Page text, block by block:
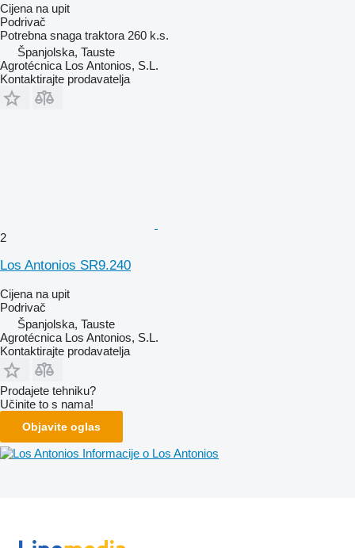
Cijena na upit
Podrivač
Potrebna snaga traktora 260 k.s.
Španjolska, Tauste
Agrotécnica Los Antonios, S.L.
Kontaktirajte prodavatelja
2
Los Antonios SR9.240
Cijena na upit
Podrivač
Španjolska, Tauste
Agrotécnica Los Antonios, S.L.
Kontaktirajte prodavatelja
Prodajete tehniku?
Učinite to s nama!
Objavite oglas
Informacije o Los Antonios